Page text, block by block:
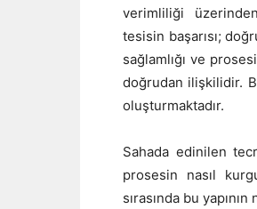
verimliliği
tesisin başarısı;
sağlamlığı ve
doğrudan ilişkilidir.
oluşturmaktadır.
Sahada edinilen
prosesin nasıl
sırasında bu